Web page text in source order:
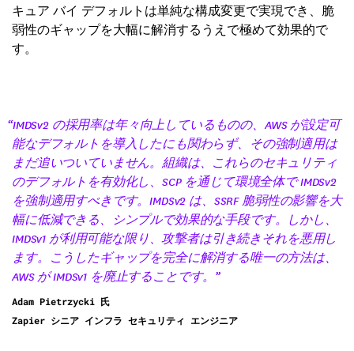
キュア バイ デフォルトは単純な構成変更で実現でき、脆
弱性のギャップを大幅に解消するうえで極めて効果的で
す。
“IMDSv2 の採用率は年々向上しているものの、AWS が設定可
能なデフォルトを導入したにも関わらず、その強制適用は
まだ追いついていません。組織は、これらのセキュリティ
のデフォルトを有効化し、SCP を通じて環境全体で IMDSv2
を強制適用すべきです。IMDSv2 は、SSRF 脆弱性の影響を大
幅に低減できる、シンプルで効果的な手段です。しかし、
IMDSv1 が利用可能な限り、攻撃者は引き続きそれを悪用し
ます。こうしたギャップを完全に解消する唯一の方法は、
AWS が IMDSv1 を廃止することです。”
Adam Pietrzycki 氏
Zapier シニア インフラ セキュリティ エンジニア